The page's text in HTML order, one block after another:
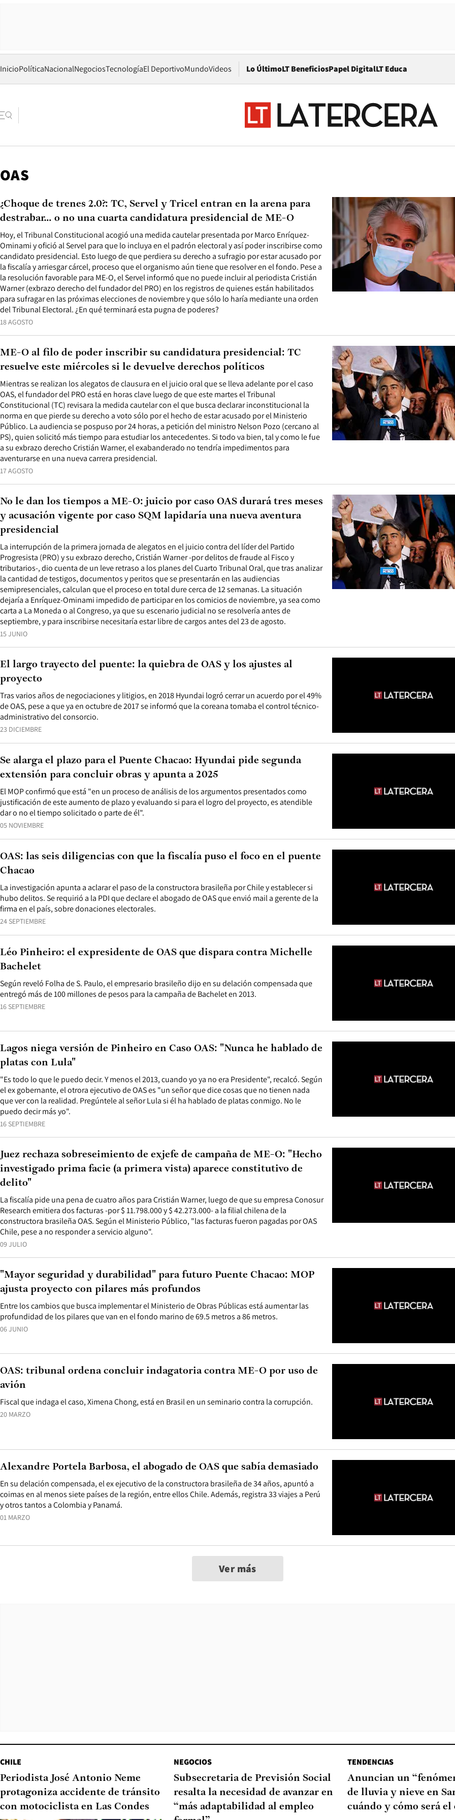
InicioPolíticaNacionalNegociosTecnologíaEl DeportivoMundoVideos Lo ÚltimoLT BeneficiosPapel DigitalOpens in new window
LT Educa
OAS
18 AGOSTO
Hoy, el Tribunal Constitucional acogió una medida cautelar presentada por Marco Enríquez-
Ominami y ofició al Servel para que lo incluya en el padrón electoral y así poder inscribirse como
candidato presidencial. Esto luego de que perdiera su derecho a sufragio por estar acusado por
la fiscalía y arriesgar cárcel, proceso que el organismo aún tiene que resolver en el fondo. Pese a
la resolución favorable para ME-O, el Servel informó que no puede incluir al periodista Cristián
Warner (exbrazo derecho del fundador del PRO) en los registros de quienes están habilitados
para sufragar en las próximas elecciones de noviembre y que sólo lo haría mediante una orden
del Tribunal Electoral. ¿En qué terminará esta pugna de poderes?
¿Choque de trenes 2.0?: TC, Servel y Tricel entran en la arena para
destrabar… o no una cuarta candidatura presidencial de ME-O
17 AGOSTO
Mientras se realizan los alegatos de clausura en el juicio oral que se lleva adelante por el caso
OAS, el fundador del PRO está en horas clave luego de que este martes el Tribunal
Constitucional (TC) revisara la medida cautelar con el que busca declarar inconstitucional la
norma en que pierde su derecho a voto sólo por el hecho de estar acusado por el Ministerio
Público. La audiencia se pospuso por 24 horas, a petición del ministro Nelson Pozo (cercano al
PS), quien solicitó más tiempo para estudiar los antecedentes. Si todo va bien, tal y como le fue
a su exbrazo derecho Cristián Warner, el exabanderado no tendría impedimentos para
aventurarse en una nueva carrera presidencial.
ME-O al filo de poder inscribir su candidatura presidencial: TC
resuelve este miércoles si le devuelve derechos políticos
15 JUNIO
La interrupción de la primera jornada de alegatos en el juicio contra del líder del Partido
Progresista (PRO) y su exbrazo derecho, Cristián Warner -por delitos de fraude al Fisco y
tributarios-, dio cuenta de un leve retraso a los planes del Cuarto Tribunal Oral, que tras analizar
la cantidad de testigos, documentos y peritos que se presentarán en las audiencias
semipresenciales, calculan que el proceso en total dure cerca de 12 semanas. La situación
dejaría a Enríquez-Ominami impedido de participar en los comicios de noviembre, ya sea como
carta a La Moneda o al Congreso, ya que su escenario judicial no se resolvería antes de
septiembre, y para inscribirse necesitaría estar libre de cargos antes del 23 de agosto.
No le dan los tiempos a ME-O: juicio por caso OAS durará tres meses
y acusación vigente por caso SQM lapidaría una nueva aventura
presidencial
23 DICIEMBRE
Tras varios años de negociaciones y litigios, en 2018 Hyundai logró cerrar un acuerdo por el 49%
de OAS, pese a que ya en octubre de 2017 se informó que la coreana tomaba el control técnico-
administrativo del consorcio.
El largo trayecto del puente: la quiebra de OAS y los ajustes al
proyecto
05 NOVIEMBRE
El MOP confirmó que está "en un proceso de análisis de los argumentos presentados como
justificación de este aumento de plazo y evaluando si para el logro del proyecto, es atendible
dar o no el tiempo solicitado o parte de él".
Se alarga el plazo para el Puente Chacao: Hyundai pide segunda
extensión para concluir obras y apunta a 2025
24 SEPTIEMBRE
La investigación apunta a aclarar el paso de la constructora brasileña por Chile y establecer si
hubo delitos. Se requirió a la PDI que declare el abogado de OAS que envió mail a gerente de la
firma en el país, sobre donaciones electorales.
OAS: las seis diligencias con que la fiscalía puso el foco en el puente
Chacao
16 SEPTIEMBRE
Según reveló Folha de S. Paulo, el empresario brasileño dijo en su delación compensada que
entregó más de 100 millones de pesos para la campaña de Bachelet en 2013.
Léo Pinheiro: el expresidente de OAS que dispara contra Michelle
Bachelet
16 SEPTIEMBRE
"Es todo lo que le puedo decir. Y menos el 2013, cuando yo ya no era Presidente", recalcó. Según
el ex gobernante, el otrora ejecutivo de OAS es "un señor que dice cosas que no tienen nada
que ver con la realidad. Pregúntele al señor Lula si él ha hablado de platas conmigo. No le
puedo decir más yo".
Lagos niega versión de Pinheiro en Caso OAS: "Nunca he hablado de
platas con Lula"
09 JULIO
La fiscalía pide una pena de cuatro años para Cristián Warner, luego de que su empresa Conosur
Research emitiera dos facturas -por $ 11.798.000 y $ 42.273.000- a la filial chilena de la
constructora brasileña OAS. Según el Ministerio Público, "las facturas fueron pagadas por OAS
Chile, pese a no responder a servicio alguno".
Juez rechaza sobreseimiento de exjefe de campaña de ME-O: "Hecho
investigado prima facie (a primera vista) aparece constitutivo de
delito"
06 JUNIO
Entre los cambios que busca implementar el Ministerio de Obras Públicas está aumentar las
profundidad de los pilares que van en el fondo marino de 69.5 metros a 86 metros.
"Mayor seguridad y durabilidad" para futuro Puente Chacao: MOP
ajusta proyecto con pilares más profundos
20 MARZO
Fiscal que indaga el caso, Ximena Chong, está en Brasil en un seminario contra la corrupción.
OAS: tribunal ordena concluir indagatoria contra ME-O por uso de
avión
01 MARZO
En su delación compensada, el ex ejecutivo de la constructora brasileña de 34 años, apuntó a
coimas en al menos siete países de la región, entre ellos Chile. Además, registra 33 viajes a Perú
y otros tantos a Colombia y Panamá.
Alexandre Portela Barbosa, el abogado de OAS que sabía demasiado
Ver más
CHILE
Periodista José Antonio Neme
protagoniza accidente de tránsito
con motociclista en Las Condes
NEGOCIOS
Subsecretaria de Previsión Social
resalta la necesidad de avanzar en
“más adaptabilidad al empleo
TENDENCIAS
Anuncian un
de lluvia y nieve en
cuándo y cómo será el